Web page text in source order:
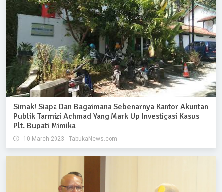
Simak! Siapa Dan Bagaimana Sebenarnya Kantor Akuntan
Publik Tarmizi Achmad Yang Mark Up Investigasi Kasus
Plt. Bupati Mimika
10 March 2023 - TabukaNews.com